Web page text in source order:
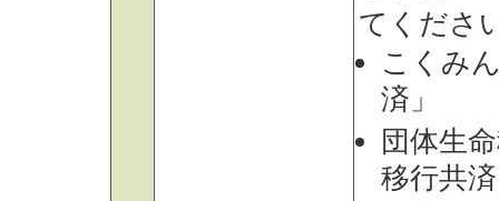
てくださ
こくみ
済」
団体生
移行共